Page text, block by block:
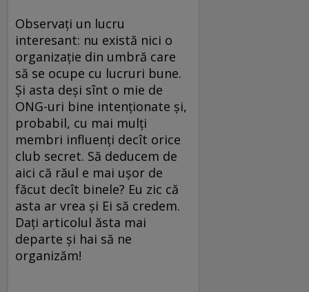
Observaţi un lucru
interesant: nu există nici o
organizaţie din umbră care
să se ocupe cu lucruri bune.
Şi asta deşi sînt o mie de
ONG-uri bine intenţionate şi,
probabil, cu mai mulţi
membri influenţi decît orice
club secret. Să deducem de
aici că răul e mai uşor de
făcut decît binele? Eu zic că
asta ar vrea şi Ei să credem.
Daţi articolul ăsta mai
departe şi hai să ne
organizăm!